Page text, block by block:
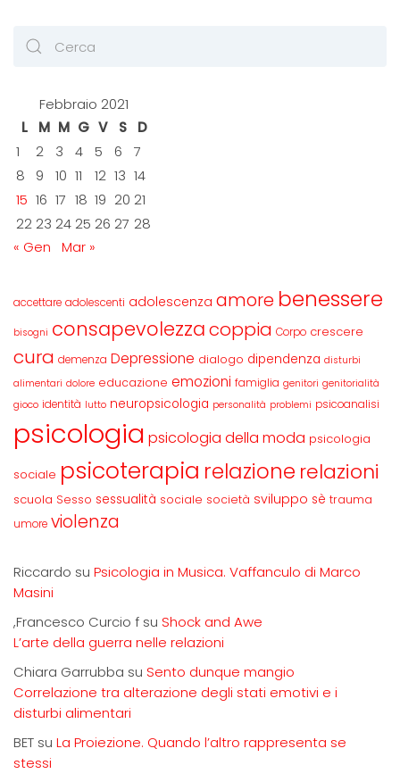
Febbraio 2021
L
M M G V S
D
1
2 3 4 5 6
7
8
9 10 11 12 13 14
15 16 17 18 19 20 21
22 23 24 25 26 27 28
« Gen
Mar »
accettare adolescenti adolescenza amore benessere
bisogni consapevolezzacoppia Corpo crescere
cura demenza Depressione dialogo dipendenza disturbi
alimentari dolore educazione emozioni famiglia genitori genitorialità
gioco identità lutto neuropsicologia personalità problemi psicoanalisi
psicologia psicologia della moda psicologia
sociale psicoterapia relazione relazioni
scuola Sesso sessualità sociale società sviluppo sè trauma
umore violenza
Riccardo su Psicologia in Musica. Vaffanculo di Marco
Masini
,Francesco Curcio f su Shock and Awe
L’arte della guerra nelle relazioni
Chiara Garrubba su Sento dunque mangio
Correlazione tra alterazione degli stati emotivi e i
disturbi alimentari
BET su La Proiezione. Quando l’altro rappresenta se
stessi